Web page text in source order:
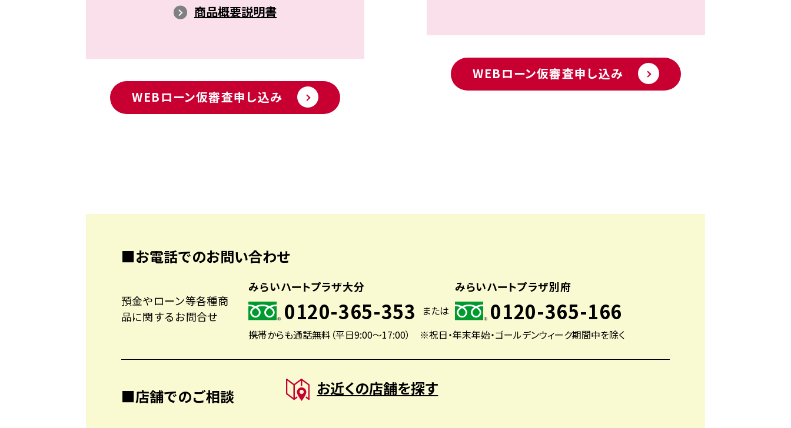
商品概要説明書
WEBローン仮審査申し込み
WEBローン仮審査申し込み
■お電話でのお問い合わせ
預金やローン等各種商
品に関するお問合せ
みらいハートプラザ大分
0120-365-353 または
みらいハートプラザ別府
0120-365-166
携帯からも通話無料（平日9:00〜17:00） ※祝日・年末年始・ゴールデンウィーク期間中を除く
■店舗でのご相談 お近くの店舗を探す